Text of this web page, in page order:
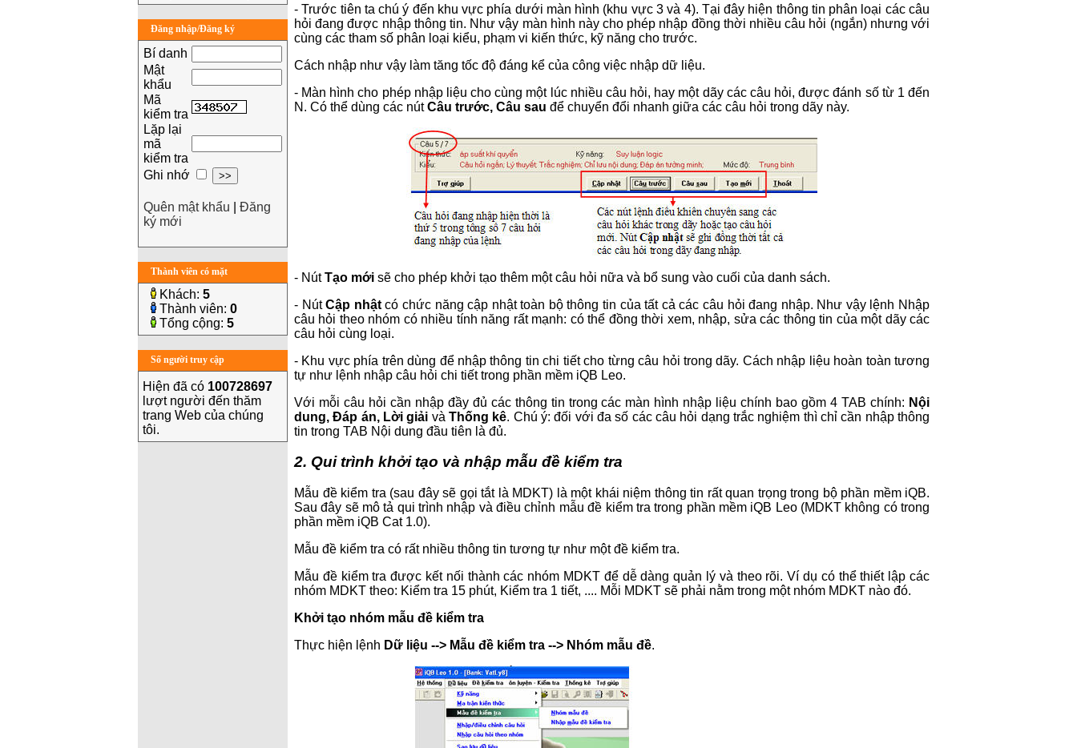
Đăng nhập/Đăng ký
Bí danh
Mật
khẩu
Mã
kiểm tra
Lặp lại
mã
kiểm tra
Ghi nhớ
Quên mật khẩu
Đăng
ký mới
Thành viên có mặt
Khách: 5
Thành viên: 0
Tổng cộng: 5
Số người truy cập
Hiện đã có 100728697
lượt người đến thăm
trang Web của chúng
tôi.
- Trước tiên ta chú ý đến khu vực phía dưới màn hình (khu vực 3 và 4). Tại đây hiện thông tin phân loại các câu
hỏi đang được nhập thông tin. Như vậy màn hình này cho phép nhập đồng thời nhiều câu hỏi (ngắn) nhưng với
cùng các tham số phân loại kiểu, phạm vi kiến thức, kỹ năng cho trước.
Cách nhập như vậy làm tăng tốc độ đáng kể của công việc nhập dữ liệu.
- Màn hình cho phép nhập liệu cho cùng một lúc nhiều câu hỏi, hay một dãy các câu hỏi, được đánh số từ 1 đến
N. Có thể dùng các nútCâu trước, Câu sau để chuyển đổi nhanh giữa các câu hỏi trong dãy này.
- NútTạo mới sẽ cho phép khởi tạo thêm một câu hỏi nữa và bổ sung vào cuối của danh sách.
- NútCập nhậtcó chức năng cập nhật toàn bộ thông tin của tất cả các câu hỏi đang nhập. Như vậy lệnh Nhập
câu hỏi theo nhóm có nhiều tính năng rất mạnh: có thể đồng thời xem, nhập, sửa các thông tin của một dãy các
câu hỏi cùng loại.
- Khu vực phía trên dùng để nhập thông tin chi tiết cho từng câu hỏi trong dãy. Cách nhập liệu hoàn toàn tương
tự như lệnh nhập câu hỏi chi tiết trong phần mềm iQB Leo.
Với mỗi câu hỏi cần nhập đầy đủ các thông tin trong các màn hình nhập liệu chính bao gồm 4 TAB chính: Nội
dung, Đáp án, Lời giải vàThống kê. Chú ý: đối với đa số các câu hỏi dạng trắc nghiệm thì chỉ cần nhập thông
tin trong TAB Nội dung đầu tiên là đủ.
2. Qui trình khởi tạo và nhập mẫu đề kiểm tra
Mẫu đề kiểm tra (sau đây sẽ gọi tắt là MDKT) là một khái niệm thông tin rất quan trọng trong bộ phần mềm iQB.
Sau đây sẽ mô tả qui trình nhập và điều chỉnh mẫu đề kiểm tra trong phần mềm iQB Leo (MDKT không có trong
phần mềm iQB Cat 1.0).
Mẫu đề kiểm tra có rất nhiều thông tin tương tự như một đề kiểm tra.
Mẫu đề kiểm tra được kết nối thành các nhóm MDKT để dễ dàng quản lý và theo rõi. Ví dụ có thể thiết lập các
nhóm MDKT theo: Kiểm tra 15 phút, Kiểm tra 1 tiết, .... Mỗi MDKT sẽ phải nằm trong một nhóm MDKT nào đó.
Khởi tạo nhóm mẫu đề kiểm tra
Thực hiện lệnh Dữ liệu --> Mẫu đề kiểm tra --> Nhóm mẫu đề.